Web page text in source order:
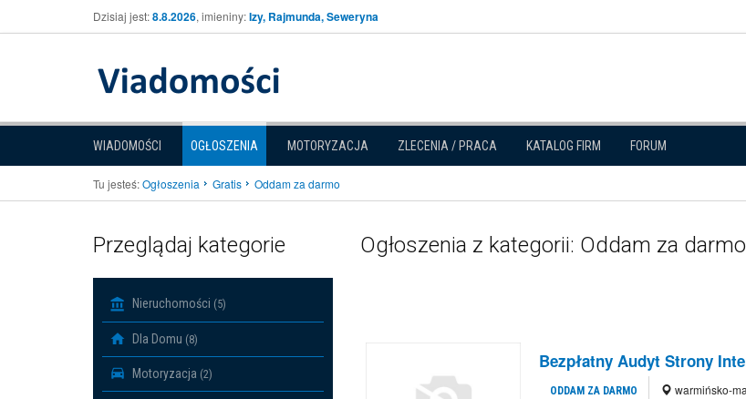
Dzisiaj jest:8.8.2026, imieniny:Izy, Rajmunda, Seweryna
WIADOMOŚCI OGŁOSZENIA MOTORYZACJA ZLECENIA / PRACA KATALOG FIRM FORUM
Tu jesteś:Ogłoszenia Gratis Oddam za darmo
Przeglądaj kategorie
Nieruchomości (5)
Dla Domu (8)
Motoryzacja (2)
Ogłoszenia z kategorii: Oddam za darmo
Bezpłatny Audyt Strony
ODDAM ZA DARMO warmińsko-